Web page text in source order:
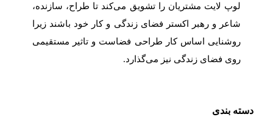
لوپ لایت مشتریان را تشویق می‌کند تا طراح، سازنده،
شاعر و رهبر اکستر فضای زندگی و کار خود باشند زیرا
روشنایی اساس کار طراحی فضاست و تاثیر مستقیمی
روی فضای زندگی نیز می‌گذارد.
دسته بندی